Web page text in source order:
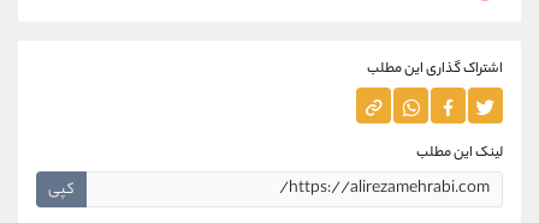
اشتراک گذاری این مطلب
لینک این مطلب
کپی